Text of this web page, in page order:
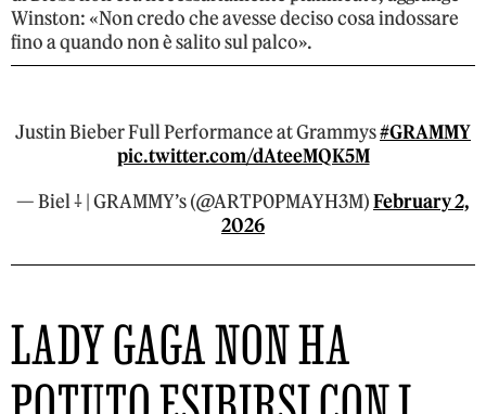
Winston: «Non credo che avesse deciso cosa indossare
fino a quando non è salito sul palco».
Justin Bieber Full Performance at Grammys#GRAMMY
pic.twitter.com/dAteeMQK5M
— Biel ⸸ | GRAMMY’s (@ARTP0PMAYH3M)February 2,
2026
LADY GAGA NON HA